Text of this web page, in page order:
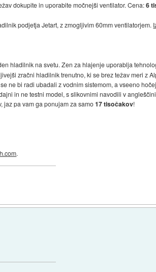
dokupite in uporabite močnejši ventilator. Cena:6
podjetja Jetart, z zmogljivim 60mm ventilatorjem.
hladilnik na svetu. Zen za hlajenje uporablja
zračni hladilnik trenutno, ki se brez težav meri z
ne bi radi ubadali z vodnim sistemom, a vseeno
in ne testni model, s slikovnimi navodili v
jaz pa vam ga ponujam za samo17 tisočakov!
.